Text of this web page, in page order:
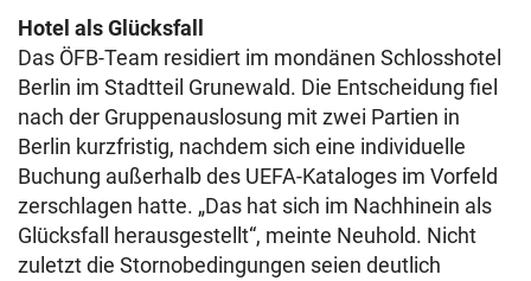
Hotel als Glücksfall
Das ÖFB-Team residiert im mondänen Schlosshotel
Berlin im Stadtteil Grunewald. Die Entscheidung fiel
nach der Gruppenauslosung mit zwei Partien in
Berlin kurzfristig, nachdem sich eine individuelle
Buchung außerhalb des UEFA-Kataloges im Vorfeld
zerschlagen hatte. „Das hat sich im Nachhinein als
Glücksfall herausgestellt“, meinte Neuhold. Nicht
zuletzt die Stornobedingungen seien deutlich